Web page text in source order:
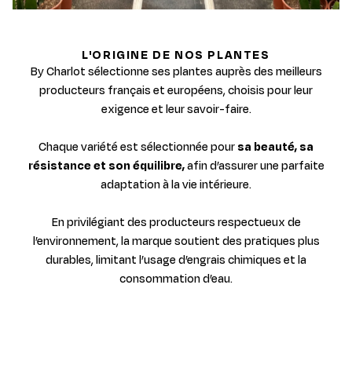
L'ORIGINE DE NOS PLANTES
By Charlot sélectionne ses plantes auprès des meilleurs
producteurs français et européens, choisis pour leur
exigence et leur savoir-faire.
Chaque variété est sélectionnée poursa beauté, sa
résistance et son équilibre,afin d’assurer une parfaite
adaptation à la vie intérieure.
En privilégiant des producteurs respectueux de
l’environnement, la marque soutient des pratiques plus
durables, limitant l’usage d’engrais chimiques et la
consommation d’eau.